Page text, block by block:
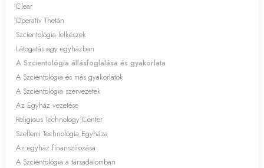
Clear
Operatív Thetán
Szcientológia lelkészek
Látogatás egy egyházban
A Szcientológia állásfoglalása és gyakorlata
A Szcientológia és más gyakorlatok
A Szcientológia szervezetek
Az Egyház vezetése
Religious Technology Center
Szellemi Technológia Egyháza
Az egyház finanszírozása
A Szcientológia a társadalomban